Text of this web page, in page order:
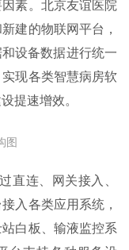
素。北京友谊医院
建的物联网平台，
设备数据进行统一
现各类智慧病房软
提速增效。
图
直连、网关接入、
入各类应用系统，
白板、输液监控系